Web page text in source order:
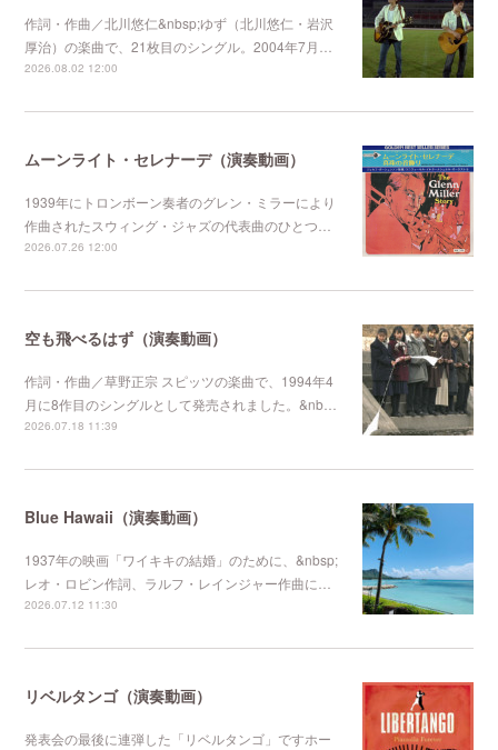
作詞・作曲／北川悠仁&nbsp;ゆず（北川悠仁・岩沢
厚治）の楽曲で、21枚目のシングル。2004年7月…
2026.08.02 12:00
ムーンライト・セレナーデ（演奏動画）
1939年にトロンボーン奏者のグレン・ミラーにより
作曲されたスウィング・ジャズの代表曲のひとつ…
2026.07.26 12:00
空も飛べるはず（演奏動画）
作詞・作曲／草野正宗 スピッツの楽曲で、1994年4
月に8作目のシングルとして発売されました。&nb…
2026.07.18 11:39
Blue Hawaii（演奏動画）
1937年の映画「ワイキキの結婚」のために、&nbsp;
レオ・ロビン作詞、ラルフ・レインジャー作曲に…
2026.07.12 11:30
リベルタンゴ（演奏動画）
発表会の最後に連弾した「リベルタンゴ」ですホー